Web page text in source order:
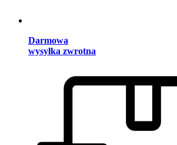
Darmowa
wysyłka zwrotna